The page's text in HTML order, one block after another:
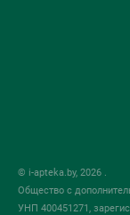
© i-apteka.by, 2026 .
Общество с
УНП 400451271,